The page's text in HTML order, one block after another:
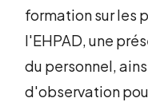
formation sur les
l'EHPAD, une
du personnel,
d'observation